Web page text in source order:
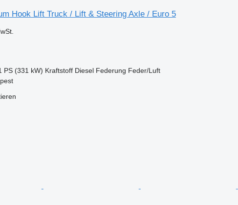
Hook Lift Truck / Lift & Steering Axle / Euro 5
PS (331 kW) Kraftstoff Diesel Federung Feder/Luft